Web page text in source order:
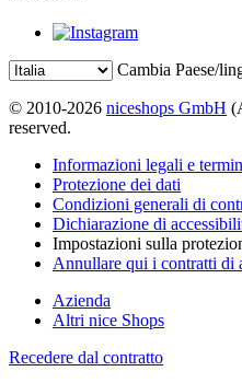
Cambia Paese/
© 2010-2026 niceshops GmbH
reserved.
Informazioni legali e
Protezione dei dati
Condizioni generali di
Dichiarazione di
Impostazioni sulla
Annullare qui i contratti di
Azienda
Altri nice Shops
Recedere dal contratto